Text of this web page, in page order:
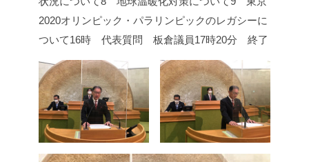
2020オリンピック・パラリンピックのレガシーに
ついて16時 代表質問 板倉議員17時20分 終了